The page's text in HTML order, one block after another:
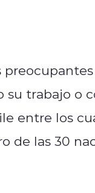
trabajo o
entre los
de las 30